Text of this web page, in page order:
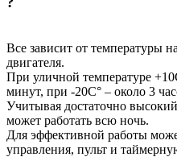
Все зависит от температуры
двигателя.
При уличной температуре
минут, при -20С° – около 3
Учитывая достаточно
может работать всю ночь.
Для эффективной работы
управления, пульт и